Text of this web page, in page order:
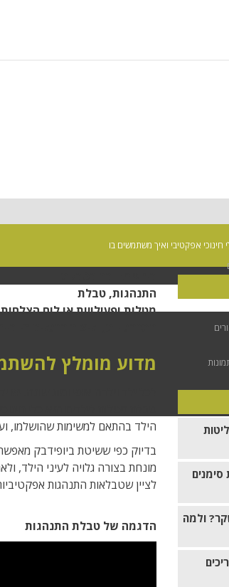
מהרשת
חינוכי אפקטיבי ואיך משתמשים בו
התנהגות, טבלת
מטלות ופעילויות או לוח
מדוע מומלץ
לכל ילד וילדה אופי ומזג שונה.
הילד בהתאם למשימות שהושלמו,
בדיוק כפי ששיטת ביופידבק
מונחת בצורה גלויה לעיני הילד,
לציין שטבלאות התנהגות אפקטיביות בעיקר אצל ילדים
הדגמה של טבלת התנהגות
סימנים
ולמה